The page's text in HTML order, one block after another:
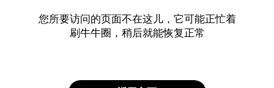
您所要访问的页面不在这儿，它可能正忙着
刷牛牛圈，稍后就能恢复正常